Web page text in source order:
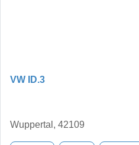
VW ID.3
Wuppertal, 42109